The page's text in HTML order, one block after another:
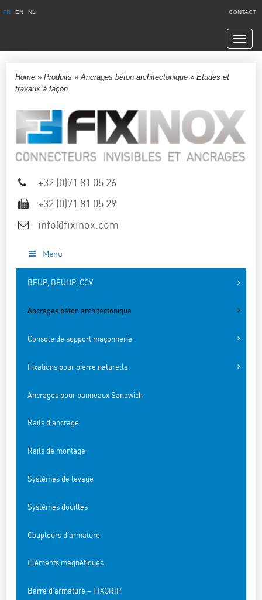
FR EN NL CONTACT
Home »Produits »Ancrages béton architectonique »Etudes et
travaux à façon
+32 (0)71 81 05 26
+32 (0)71 81 05 29
info@fixinox.com
Menu
BFUP, BFUHP, CCV
Ancrages béton architectonique
Console de support maçonnerie
Fixations pour pierre naturelle
Ancrages pour panneaux Sandwich
Rails d’ancrage
Rails de montage
Systèmes de levage
Systèmes douilles
Coupleurs d’armature
Eléments magnétiques
Barre d’armature – FIXGRIP